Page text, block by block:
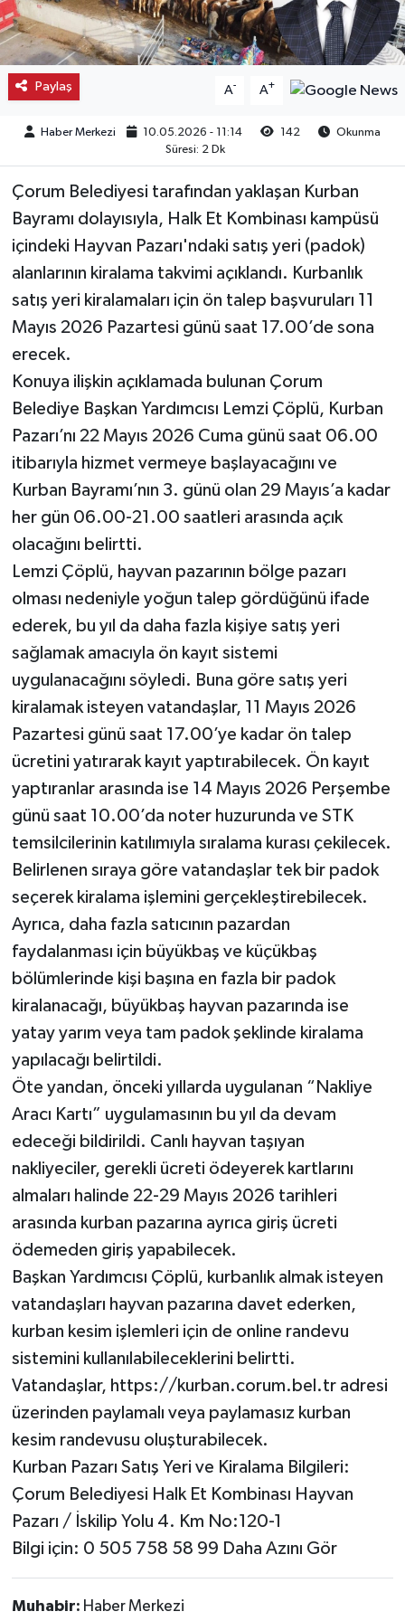
Paylaş A- A+
Haber Merkezi 10.05.2026 - 11:14 142
Okunma
Süresi: 2 Dk
Çorum Belediyesi tarafından yaklaşan Kurban
Bayramı dolayısıyla, Halk Et Kombinası kampüsü
içindeki Hayvan Pazarı'ndaki satış yeri (padok)
alanlarının kiralama takvimi açıklandı. Kurbanlık
satış yeri kiralamaları için ön talep başvuruları 11
Mayıs 2026 Pazartesi günü saat 17.00’de sona
erecek.
Konuya ilişkin açıklamada bulunan Çorum
Belediye Başkan Yardımcısı Lemzi Çöplü, Kurban
Pazarı’nı 22 Mayıs 2026 Cuma günü saat 06.00
itibarıyla hizmet vermeye başlayacağını ve
Kurban Bayramı’nın 3. günü olan 29 Mayıs’a kadar
her gün 06.00-21.00 saatleri arasında açık
olacağını belirtti.
Lemzi Çöplü, hayvan pazarının bölge pazarı
olması nedeniyle yoğun talep gördüğünü ifade
ederek, bu yıl da daha fazla kişiye satış yeri
sağlamak amacıyla ön kayıt sistemi
uygulanacağını söyledi. Buna göre satış yeri
kiralamak isteyen vatandaşlar, 11 Mayıs 2026
Pazartesi günü saat 17.00’ye kadar ön talep
ücretini yatırarak kayıt yaptırabilecek. Ön kayıt
yaptıranlar arasında ise 14 Mayıs 2026 Perşembe
günü saat 10.00’da noter huzurunda ve STK
temsilcilerinin katılımıyla sıralama kurası çekilecek.
Belirlenen sıraya göre vatandaşlar tek bir padok
seçerek kiralama işlemini gerçekleştirebilecek.
Ayrıca, daha fazla satıcının pazardan
faydalanması için büyükbaş ve küçükbaş
bölümlerinde kişi başına en fazla bir padok
kiralanacağı, büyükbaş hayvan pazarında ise
yatay yarım veya tam padok şeklinde kiralama
yapılacağı belirtildi.
Öte yandan, önceki yıllarda uygulanan “Nakliye
Aracı Kartı” uygulamasının bu yıl da devam
edeceği bildirildi. Canlı hayvan taşıyan
nakliyeciler, gerekli ücreti ödeyerek kartlarını
almaları halinde 22-29 Mayıs 2026 tarihleri
arasında kurban pazarına ayrıca giriş ücreti
ödemeden giriş yapabilecek.
Başkan Yardımcısı Çöplü, kurbanlık almak isteyen
vatandaşları hayvan pazarına davet ederken,
kurban kesim işlemleri için de online randevu
sistemini kullanılabileceklerini belirtti.
Vatandaşlar, https://kurban.corum.bel.tr adresi
üzerinden paylamalı veya paylamasız kurban
kesim randevusu oluşturabilecek.
Kurban Pazarı Satış Yeri ve Kiralama Bilgileri:
Çorum Belediyesi Halk Et Kombinası Hayvan
Pazarı / İskilip Yolu 4. Km No:120-1
Bilgi için: 0 505 758 58 99 Daha Azını Gör
Muhabir: Haber Merkezi
Kargı
Laçin
Mecitözü
Oğuzlar
Ortaköy
Osmancık
Sungurlu
Uğurludağ
Sağlık